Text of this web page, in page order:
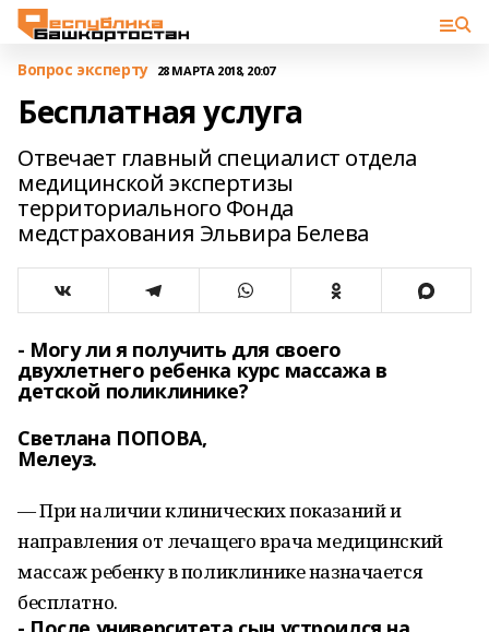
Вопрос эксперту 28 МАРТА 2018, 20:07
Бесплатная услуга
Отвечает главный специалист отдела
медицинской экспертизы
территориального Фонда
медстрахования Эльвира Белева
- Могу ли я получить для своего
двухлетнего ребенка курс массажа в
детской поликлинике?
Светлана ПОПОВА,
Мелеуз.
— При наличии клинических показаний и
направления от лечащего врача медицинский
массаж ребенку в поликлинике назначается
бесплатно.